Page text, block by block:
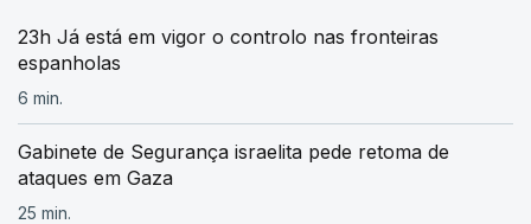
23h Já está em vigor o controlo nas fronteiras
espanholas
6 min.
Gabinete de Segurança israelita pede retoma de
ataques em Gaza
25 min.